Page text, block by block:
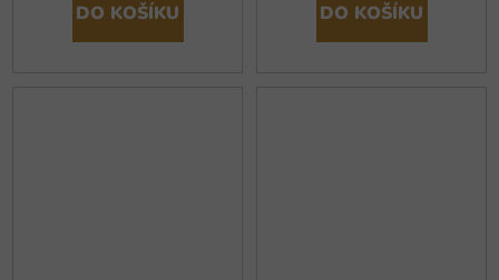
DO KOŠÍKU DO KOŠÍKU